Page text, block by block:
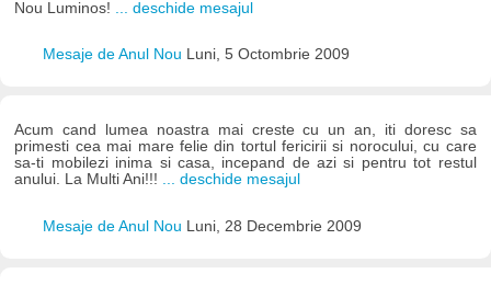
Nou Luminos! ... deschide mesajul
Mesaje de Anul Nou Luni, 5 Octombrie 2009
Acum cand lumea noastra mai creste cu un an, iti doresc sa
primesti cea mai mare felie din tortul fericirii si norocului, cu care
sa-ti mobilezi inima si casa, incepand de azi si pentru tot restul
anului. La Multi Ani!!! ... deschide mesajul
Mesaje de Anul Nou Luni, 28 Decembrie 2009